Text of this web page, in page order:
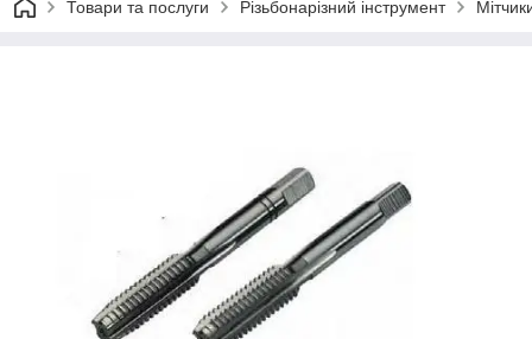
Товари та послуги Різьбонарізний інструмент